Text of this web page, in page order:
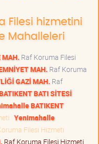
Filesi hizmetini
Mahalleleri
MAH. Raf Koruma Filesi
MAH. Raf Koruma
GAZİ MAH. Raf
BATI SİTESİ
BATIKENT
Yenimahalle
Filesi Hizmeti
Raf Koruma Filesi Hizmeti